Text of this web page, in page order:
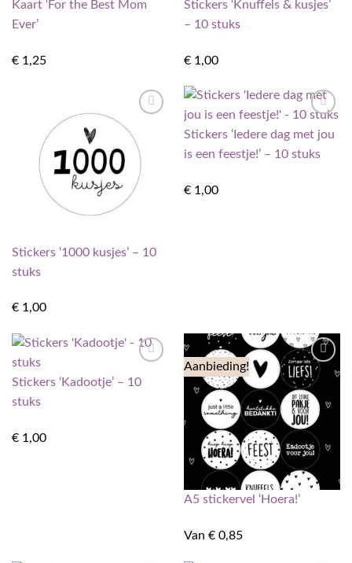
aan
Kaart ‘For the Best Mom
Ever’
€1,25
aan
Stickers ‘Knuffels & kusjes’
– 10 stuks
€1,00
Toevoegen
aan
verlanglijst
Stickers ‘1000 kusjes’ – 10
stuks
€1,00
aan
Stickers ‘Iedere dag met jou
is een feestje!’ – 10 stuks
€1,00
aan
Stickers ‘Kadootje’ – 10
stuks
€1,00
Aanbieding!
Toevoegen
aan
verlanglijst
A5 stickervel ‘Hoera!’
Van €0,85